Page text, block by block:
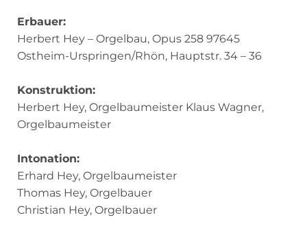
Erbauer:
Herbert Hey – Orgelbau, Opus 258 97645
Ostheim-Urspringen/Rhön, Hauptstr. 34 – 36
Konstruktion:
Herbert Hey, Orgelbaumeister Klaus Wagner,
Orgelbaumeister
Intonation:
Erhard Hey, Orgelbaumeister
Thomas Hey, Orgelbauer
Christian Hey, Orgelbauer